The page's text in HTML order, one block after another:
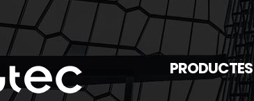
PRODUCTES